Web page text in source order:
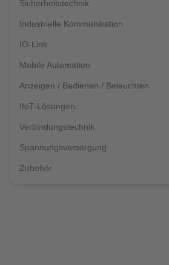
Sicherheitstechnik
Industrielle Kommunikation
IO-Link
Mobile Automation
Anzeigen / Bedienen / Beleuchten
IIoT-Lösungen
Verbindungstechnik
Spannungsversorgung
Zubehör